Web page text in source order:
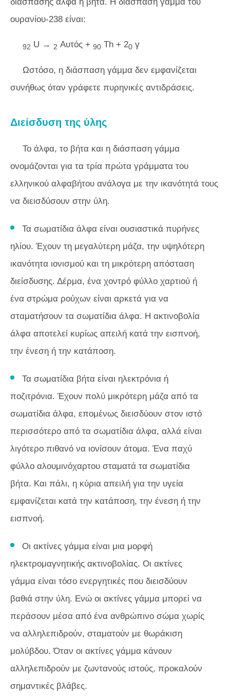
ουρανίου-238 είναι:
92 U → 2 Αυτός + 90 Th + 20 γ
Ωστόσο, η διάσπαση γάμμα δεν εμφανίζεται
συνήθως όταν γράφετε πυρηνικές αντιδράσεις.
Διείσδυση της ύλης
Το άλφα, το βήτα και η διάσπαση γάμμα
ονομάζονται για τα τρία πρώτα γράμματα του
ελληνικού αλφαβήτου ανάλογα με την ικανότητά τους
να διεισδύσουν στην ύλη.
Τα σωματίδια άλφα είναι ουσιαστικά πυρήνες
ηλίου. Έχουν τη μεγαλύτερη μάζα, την υψηλότερη
ικανότητα ιονισμού και τη μικρότερη απόσταση
διείσδυσης. Δέρμα, ένα χοντρό φύλλο χαρτιού ή
ένα στρώμα ρούχων είναι αρκετά για να
σταματήσουν τα σωματίδια άλφα. Η ακτινοβολία
άλφα αποτελεί κυρίως απειλή κατά την εισπνοή,
την ένεση ή την κατάποση.
Τα σωματίδια βήτα είναι ηλεκτρόνια ή
ποζιτρόνια. Έχουν πολύ μικρότερη μάζα από τα
σωματίδια άλφα, επομένως διεισδύουν στον ιστό
περισσότερο από τα σωματίδια άλφα, αλλά είναι
λιγότερο πιθανό να ιονίσουν άτομα. Ένα παχύ
φύλλο αλουμινόχαρτου σταματά τα σωματίδια
βήτα. Και πάλι, η κύρια απειλή για την υγεία
εμφανίζεται κατά την κατάποση, την ένεση ή την
εισπνοή.
Οι ακτίνες γάμμα είναι μια μορφή
ηλεκτρομαγνητικής ακτινοβολίας. Οι ακτίνες
γάμμα είναι τόσο ενεργητικές που διεισδύουν
βαθιά στην ύλη. Ενώ οι ακτίνες γάμμα μπορεί να
περάσουν μέσα από ένα ανθρώπινο σώμα χωρίς
να αλληλεπιδρούν, σταματούν με θωράκιση
μολύβδου. Όταν οι ακτίνες γάμμα κάνουν
αλληλεπιδρούν με ζωντανούς ιστούς, προκαλούν
σημαντικές βλάβες.